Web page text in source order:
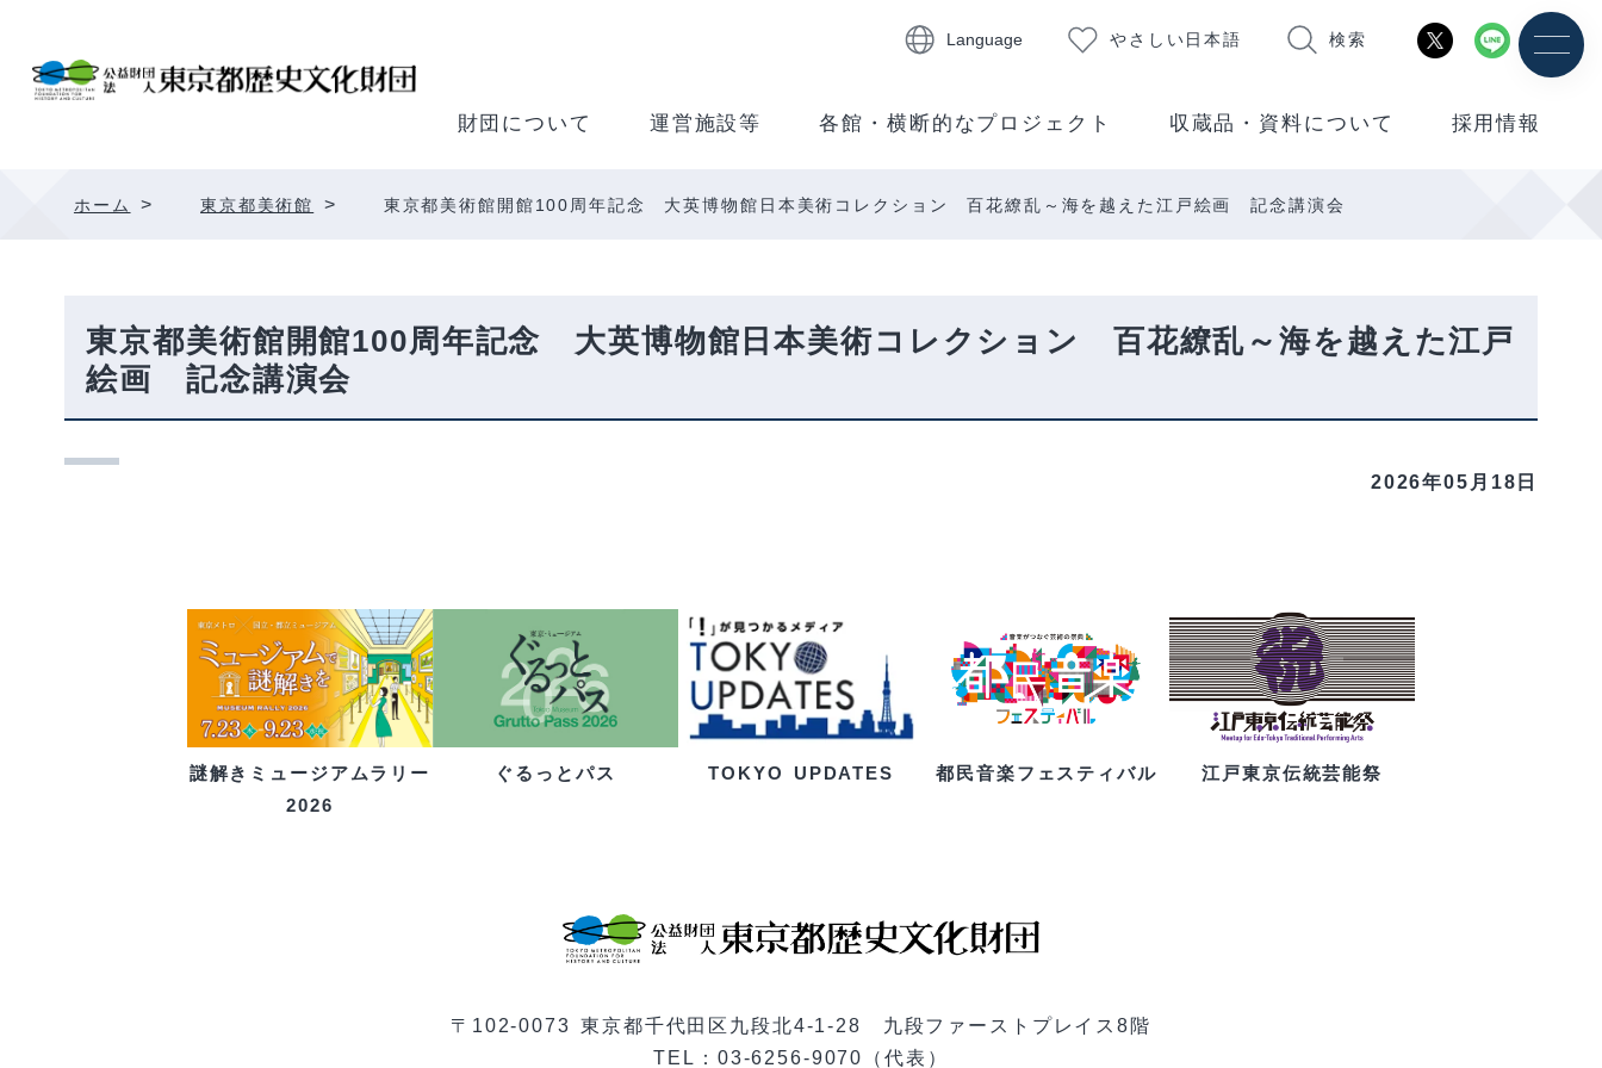
Language やさしい日本語 検索
財団について 運営施設等 各館・横断的なプロジェクト 収蔵品・資料について 採用情報
ホーム > 東京都美術館 > 東京都美術館開館100周年記念 大英博物館日本美術コレクション 百花繚乱～海を越えた江戸絵画 記念講演会
東京都美術館開館100周年記念 大英博物館日本美術コレクション 百花繚乱～海を越えた江戸
絵画 記念講演会
2026年05月18日
謎解きミュージアムラリー
2026
ぐるっとパス TOKYO UPDATES 都民音楽フェスティバル 江戸東京伝統芸能祭
〒102-0073 東京都千代田区九段北4-1-28 九段ファーストプレイス8階
TEL：03-6256-9070（代表）